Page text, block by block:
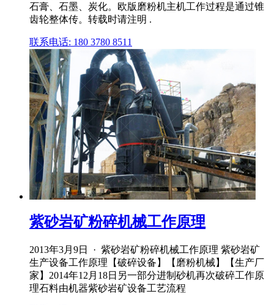
石膏、石墨、炭化。欧版磨粉机主机工作过程是通过锥
齿轮整体传。转载时请注明 .
联系电话: 180 3780 8511
紫砂岩矿粉碎机械工作原理
2013年3月9日 · 紫砂岩矿粉碎机械工作原理 紫砂岩矿
生产设备工作原理【破碎设备】【磨粉机械】【生产厂
家】2014年12月18日另一部分进制砂机再次破碎工作原
理石料由机器紫砂岩矿设备工艺流程